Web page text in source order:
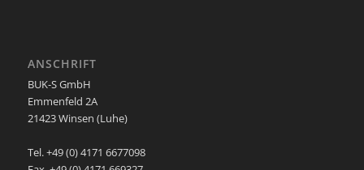
ANSCHRIFT
BUK-S GmbH
Emmenfeld 2A
21423 Winsen (Luhe)
Tel. +49 (0) 4171 6677098